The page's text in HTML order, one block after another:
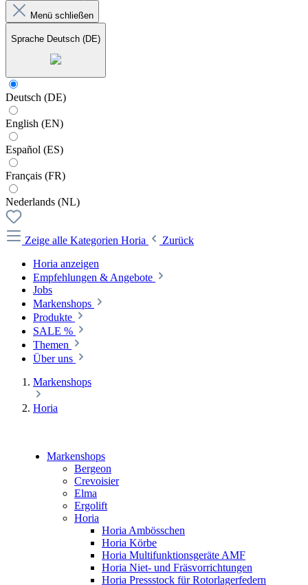
Menü schließen
Sprache Deutsch (DE)
Deutsch (DE)
English (EN)
Español (ES)
Français (FR)
Nederlands (NL)
Zeige alle Kategorien Horia
Zurück
Horia anzeigen
Empfehlungen & Angebote
Jobs
Markenshops
Produkte
SALE %
Themen
Über uns
Markenshops
Horia
Markenshops
Bergeon
Crevoisier
Elma
Ergolift
Horia
Horia Ambösschen
Horia Körbe
Horia Multifunktionsgeräte AMF
Horia Niet- und Fräsvorrichtungen
Horia Pressstock für Rotorlagerfedern